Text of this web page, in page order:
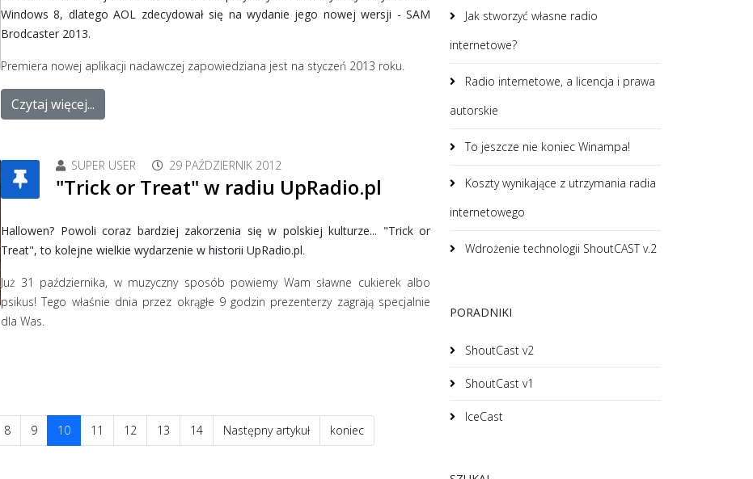
Windows 8, dlatego AOL zdecydował się na wydanie jego nowej wersji - SAM
Brodcaster 2013.
Premiera nowej aplikacji nadawczej zapowiedziana jest na styczeń 2013 roku.
Czytaj więcej...
SUPER USER 29 PAŹDZIERNIK 2012
"Trick or Treat" w radiu UpRadio.pl
Hallowen? Powoli coraz bardziej zakorzenia się w polskiej kulturze... "Trick or
Treat", to kolejne wielkie wydarzenie w historii UpRadio.pl.
Już 31 października, w muzyczny sposób powiemy Wam sławne cukierek albo
psikus! Tego właśnie dnia przez okrągłe 9 godzin prezenterzy zagrają specjalnie
dla Was.
8 9 10 11 12 13 14 Następny artykuł koniec
Jak stworzyć własne radio
internetowe?
Radio internetowe, a licencja i prawa
autorskie
To jeszcze nie koniec Winampa!
Koszty wynikające z utrzymania radia
internetowego
Wdrożenie technologii ShoutCAST v.2
PORADNIKI
ShoutCast v2
ShoutCast v1
IceCast